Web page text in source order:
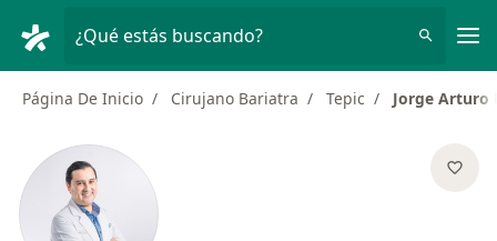
¿Qué estás buscando?
Página De Inicio Cirujano Bariatra Tepic Jorge Arturo